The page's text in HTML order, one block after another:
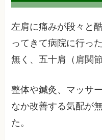
左肩に痛みが段々と
ってきて病院に行っ
無く、五十肩（肩関
整体や鍼灸、マッサ
なか改善する気配が
た。